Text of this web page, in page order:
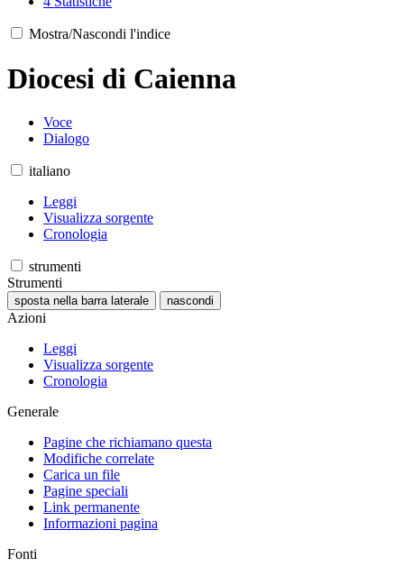
Mostra/Nascondi l'indice
Diocesi di Caienna
Voce
Dialogo
italiano
Leggi
Visualizza sorgente
Cronologia
strumenti
Strumenti
sposta nella barra laterale nascondi
Azioni
Leggi
Visualizza sorgente
Cronologia
Generale
Pagine che richiamano questa
Modifiche correlate
Carica un file
Pagine speciali
Link permanente
Informazioni pagina
Fonti